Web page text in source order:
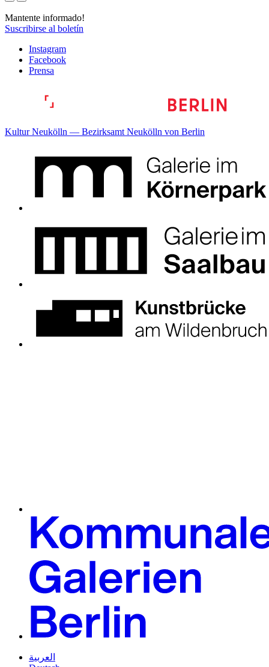
Mantente informado!
Suscribirse al boletín
Instagram
Facebook
Prensa
Kultur Neukölln — Bezirksamt Neukölln von Berlin
العربية